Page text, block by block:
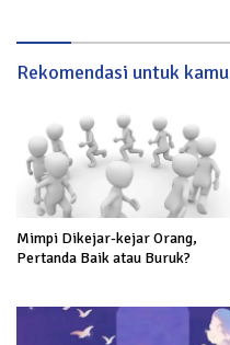
Rekomendasi untuk kamu
Mimpi Dikejar-kejar Orang,
Pertanda Baik atau Buruk?